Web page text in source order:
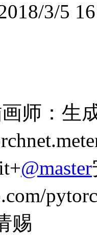
3/5
师：生
@master
赐